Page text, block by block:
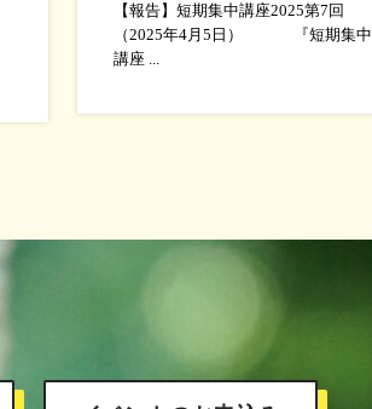
【報告】短期集中講座2025第7回
（2025年4月5日） 『短期集中
講座 ...